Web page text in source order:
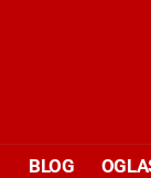
BLOG